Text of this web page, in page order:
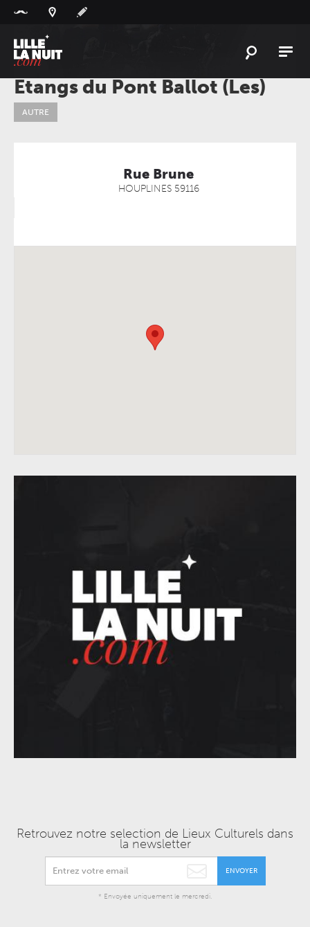
L'ACTU
L'AGENDA
Etangs du Pont Ballot (Les)
AUTRE
Rue Brune
HOUPLINES 59116
Retrouvez notre selection de Lieux Culturels dans
la newsletter
ENVOYER
* Envoyée uniquement le mercredi.
Panneau de gestion des cookies